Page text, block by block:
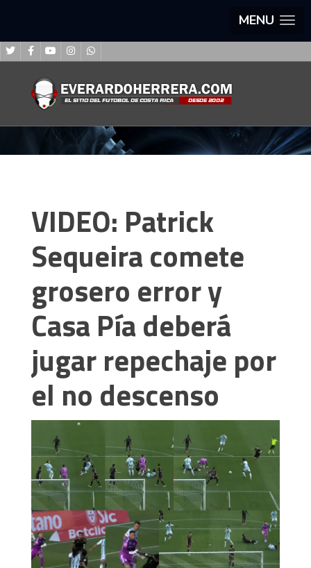
MENU
VIDEO: Patrick
Sequeira comete
grosero error y
Casa Pía deberá
jugar repechaje por
el no descenso